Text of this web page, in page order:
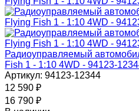
Радиоуправляемый
Fish 1 - 1:10 4WD - 94123-
Артикул: 94123-12344
12 590 ₽
16 790 ₽